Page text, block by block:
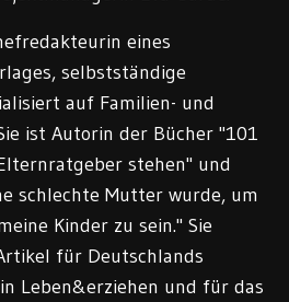
eines
selbstständige
auf Familien- und
ist Autorin der Bücher "101
stehen" und
schlechte Mutter wurde, um
Kinder zu sein." Sie
für Deutschlands
Leben&erziehen und für das